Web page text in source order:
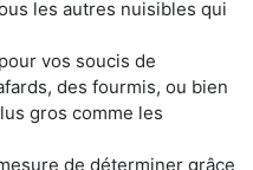
les autres nuisibles qui
vos soucis de
des fourmis, ou bien
gros comme les
de déterminer grâce